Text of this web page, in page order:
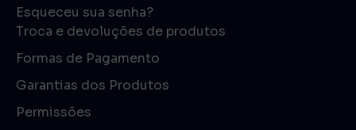
Esqueceu sua senha?
Troca e devoluções de produtos
Formas de Pagamento
Garantias dos Produtos
Permissões